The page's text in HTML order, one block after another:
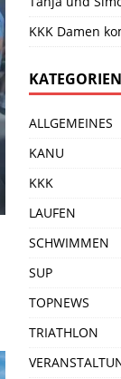
KKK Damen
KATEGORIEN
ALLGEMEINES
KANU
KKK
LAUFEN
SCHWIMMEN
SUP
TOPNEWS
TRIATHLON